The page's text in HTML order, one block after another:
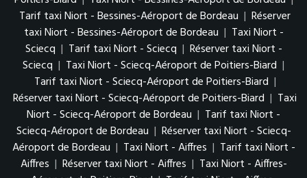
Tarif taxi Niort - Bessines-Aéroport de Bordeau | Réserver
taxi Niort - Bessines-Aéroport de Bordeau | Taxi Niort -
Sciecq | Tarif taxi Niort - Sciecq | Réserver taxi Niort -
Sciecq | Taxi Niort - Sciecq-Aéroport de Poitiers-Biard |
Tarif taxi Niort - Sciecq-Aéroport de Poitiers-Biard |
Réserver taxi Niort - Sciecq-Aéroport de Poitiers-Biard | Taxi
Niort - Sciecq-Aéroport de Bordeau | Tarif taxi Niort -
Sciecq-Aéroport de Bordeau | Réserver taxi Niort - Sciecq-
Aéroport de Bordeau | Taxi Niort - Aiffres | Tarif taxi Niort -
Aiffres | Réserver taxi Niort - Aiffres | Taxi Niort - Aiffres-